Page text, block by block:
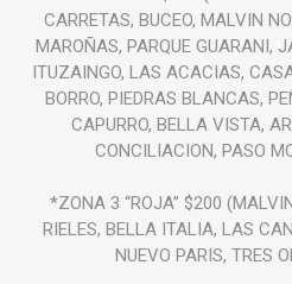
CARRETAS, BUCEO, MALVIN
MAROÑAS, PARQUE GUARANI,
ITUZAINGO, LAS ACACIAS,
BORRO, PIEDRAS BLANCAS,
CAPURRO, BELLA VISTA,
CONCILIACION, PASO
*ZONA 3 “ROJA” $200
RIELES, BELLA ITALIA, LAS
NUEVO PARIS, TRES